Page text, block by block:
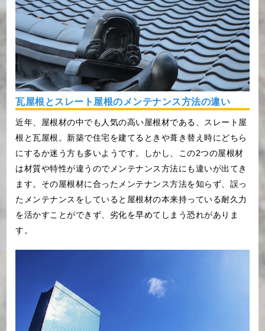
瓦屋根とスレート屋根のメンテナンス方法の違い
近年、屋根材の中でも人気の高い屋根材である、スレート屋
根と瓦屋根。新築で住宅を建てるときや葺き替え時にどちら
にするか迷う方も多いようです。しかし、この2つの屋根材
は材質や特性が違うのでメンテナンス方法にも違いが出てき
ます。その屋根材に合ったメンテナンス方法を知らず、誤っ
たメンテナンスをしていると屋根材の本来持っている耐久力
を活かすことができず、劣化を早めてしまう恐れがありま
す。